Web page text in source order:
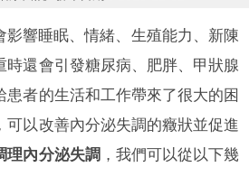
影響睡眠、情緒、生殖能力、新陳
時還會引發糖尿病、肥胖、甲狀腺
患者的生活和工作帶來了很大的困
可以改善內分泌失調的癥狀並促進
理內分泌失調 ，我們可以從以下幾